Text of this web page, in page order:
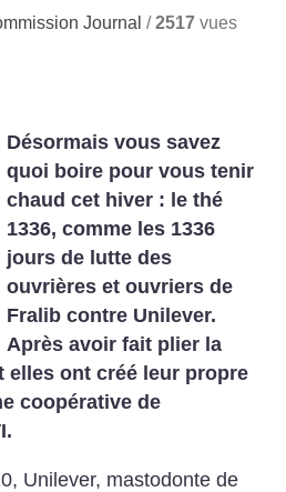
Journal /2517 vues
Désormais vous savez
quoi boire pour vous tenir
chaud cet hiver : le thé
1336, comme les 1336
jours de lutte des
ouvrières et ouvriers de
Fralib contre Unilever.
Après avoir fait plier la
elles ont créé leur propre
coopérative de
Unilever, mastodonte de